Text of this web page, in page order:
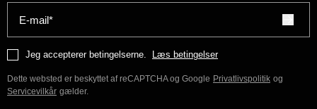
E-mail*
Jeg accepterer betingelserne. Læs betingelser
Dette websted er beskyttet af reCAPTCHA og Google Privatlivspolitik og
Servicevilkår gælder.